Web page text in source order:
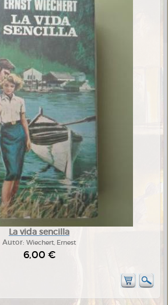
La vida sencilla
Autor: Wiechert, Ernest
6,00 €